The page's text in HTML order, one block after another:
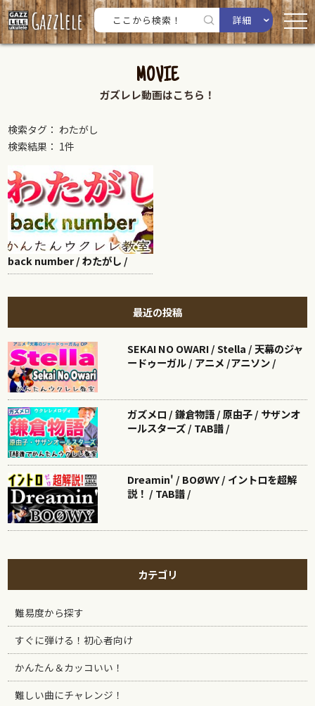
詳細
MOVIE
ガズレレ動画はこちら！
検索タグ： わたがし
検索結果： 1件
back number / わたがし /
最近の投稿
SEKAI NO OWARI / Stella / 天幕のジャ
ードゥーガル / アニメ /アニソン /
ガズメロ / 鎌倉物語 / 原由子 / サザンオ
ールスターズ / TAB譜 /
Dreamin' / BOØWY / イントロを超解
説！ / TAB譜 /
カテゴリ
難易度から探す
すぐに弾ける！初心者向け
かんたん＆カッコいい！
難しい曲にチャレンジ！